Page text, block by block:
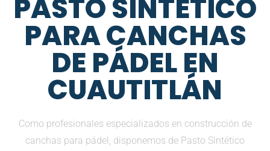
PASTO SINTETICO
PARA CANCHAS
DE PÁDEL EN
CUAUTITLÁN
Como profesionales especializados en construcción de
canchas para pádel, disponemos de Pasto Sintético